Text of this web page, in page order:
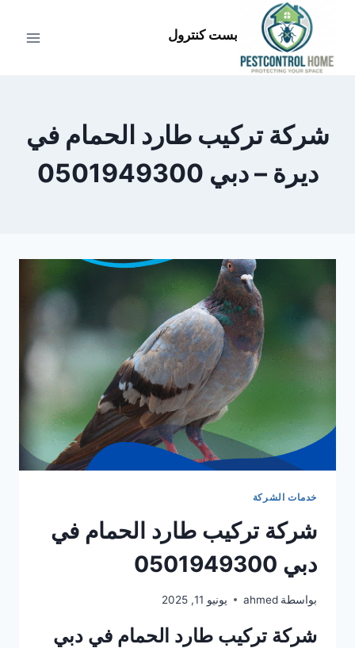
المحتوى
بست كنترول
شركة تركيب طارد الحمام في
ديرة – دبي 0501949300
خدمات الشركة
شركة تركيب طارد الحمام في
دبي 0501949300
بواسطة ahmed يونيو 11, 2025
شركة تركيب طارد الحمام في دبي